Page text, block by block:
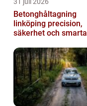
Betonghåltagning
linköping precision,
säkerhet och smarta